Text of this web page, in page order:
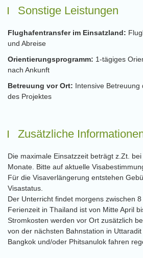
Sonstige Leistungen
Flughafentransfer im Einsatzland:
und Abreise
Orientierungsprogramm: 1-tägiges
nach Ankunft
Betreuung vor Ort: Intensive
des Projektes
Zusätzliche
Die maximale Einsatzzeit beträgt z.Zt.
Monate. Bitte auf aktuelle
Für die Visaverlängerung entstehen
Visastatus.
Der Unterricht findet morgens zwischen
Ferienzeit in Thailand ist von Mitte April
Stromkosten werden vor Ort zusätzlich
von der nächsten Bahnstation in
Bangkok und/oder Phitsanulok fahren